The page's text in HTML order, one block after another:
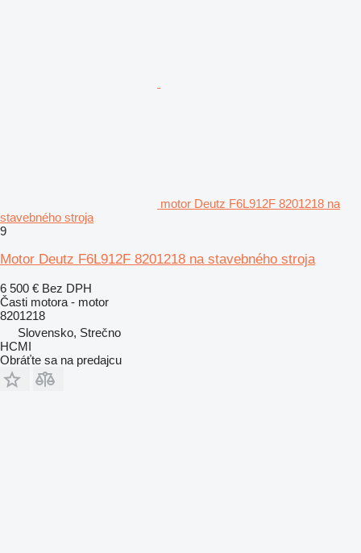
motor Deutz F6L912F 8201218 na
stavebného stroja
9
Motor Deutz F6L912F 8201218 na stavebného stroja
6 500 € Bez DPH
Časti motora - motor
8201218
Slovensko, Strečno
HCMI
Obráťte sa na predajcu